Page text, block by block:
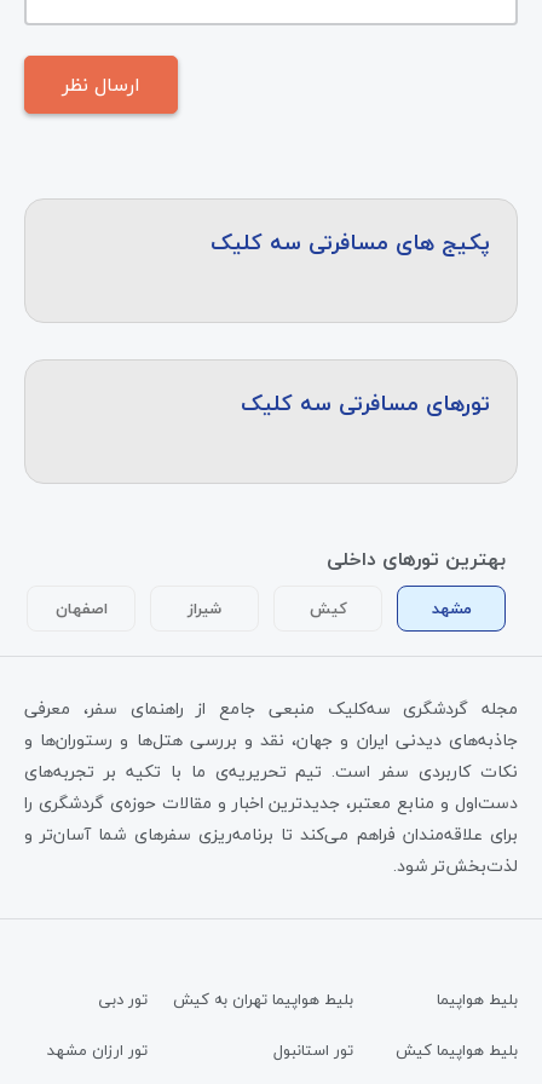
پکیج های مسافرتی سه کلیک
تورهای مسافرتی سه کلیک
بهترین تورهای داخلی
مشهد کیش شیراز اصفهان
مجله گردشگری سه‌کلیک منبعی جامع از راهنمای سفر، معرفی
جاذبه‌های دیدنی ایران و جهان، نقد و بررسی هتل‌ها و رستوران‌ها و
نکات کاربردی سفر است. تیم تحریریه‌ی ما با تکیه بر تجربه‌های
دست‌اول و منابع معتبر، جدیدترین اخبار و مقالات حوزه‌ی گردشگری را
برای علاقه‌مندان فراهم می‌کند تا برنامه‌ریزی سفرهای شما آسان‌تر و
لذت‌بخش‌تر شود.
بلیط هواپیما
بلیط هواپیما کیش
بلیط هواپیما تهران به کیش
تور استانبول
تور دبی
تور ارزان مشهد